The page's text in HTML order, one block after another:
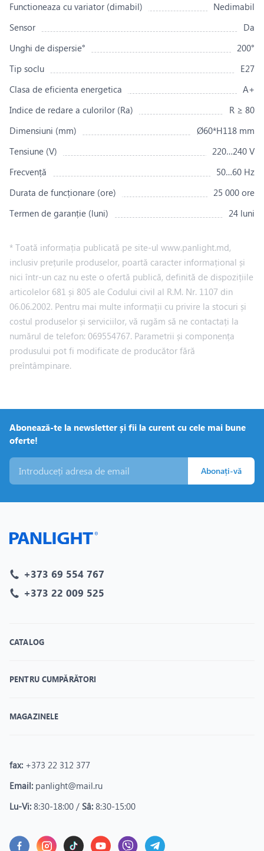
Functioneaza cu variator (dimabil)
Nedimabil
Sensor
Da
Unghi de dispersie°
200°
Tip soclu
E27
Clasa de eficienta energetica
A+
Indice de redare a culorilor (Ra)
R ≥ 80
Dimensiuni (mm)
Ø60*H118 mm
Tensiune (V)
220…240 V
Frecvență
50…60 Hz
Durata de funcționare (ore)
25 000 ore
Termen de garanție (luni)
24 luni
* Toată informația publicată pe site-ul www.panlight.md,
inclusiv prețurile produselor, poartă caracter informațional și
nici într-un caz nu este o ofertă publică, definită de dispozițiile
articolelor 681 și 805 ale Codului civil al R.M. Nr. 1107 din
06.06.2002. Pentru mai multe informații cu privire la stocuri și
costul produselor și serviciilor, vă rugăm să ne contactați la
numărul de telefon: 069554767. Parametrii și componența
produsului pot fi modificate de producător fără
preîntâmpinare.
Abonează-te la newsletter și fii la curent cu cele mai bune
oferte!
Abonați-vă
+373 69 554 767
+373 22 009 525
CATALOG
PENTRU CUMPĂRĂTORI
MAGAZINELE
fax: +373 22 312 377
Email: panlight@mail.ru
Lu-Vi: 8:30-18:00 / Sâ: 8:30-15:00